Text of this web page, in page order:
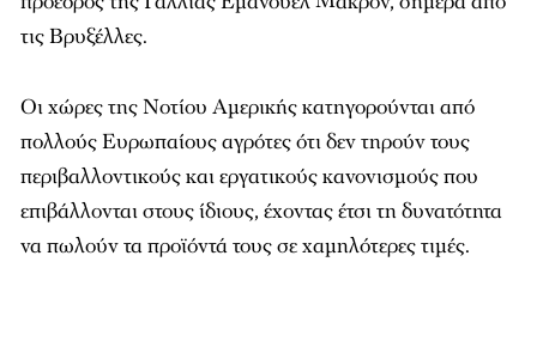
τις Βρυξέλλες.
Οι χώρες της Νοτίου Αμερικής κατηγορούνται από
πολλούς Ευρωπαίους αγρότες ότι δεν τηρούν τους
περιβαλλοντικούς και εργατικούς κανονισμούς που
επιβάλλονται στους ίδιους, έχοντας έτσι τη δυνατότητα
να πωλούν τα προϊόντά τους σε χαμηλότερες τιμές.